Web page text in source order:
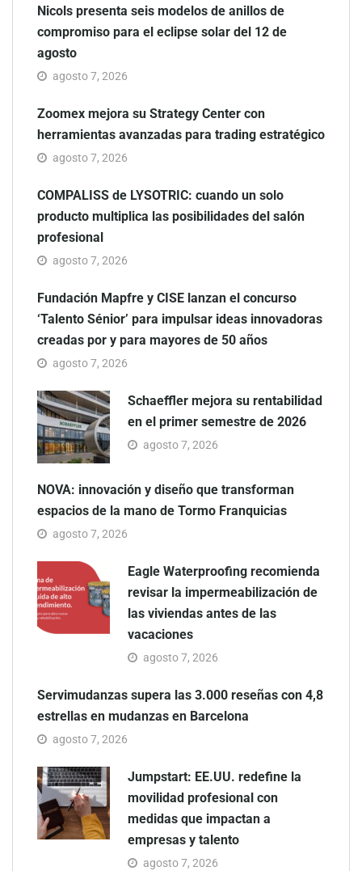
Nicols presenta seis modelos de anillos de
compromiso para el eclipse solar del 12 de
agosto
agosto 7, 2026
Zoomex mejora su Strategy Center con
herramientas avanzadas para trading estratégico
agosto 7, 2026
COMPALISS de LYSOTRIC: cuando un solo
producto multiplica las posibilidades del salón
profesional
agosto 7, 2026
Fundación Mapfre y CISE lanzan el concurso
‘Talento Sénior’ para impulsar ideas innovadoras
creadas por y para mayores de 50 años
agosto 7, 2026
Schaeffler mejora su rentabilidad
en el primer semestre de 2026
agosto 7, 2026
NOVA: innovación y diseño que transforman
espacios de la mano de Tormo Franquicias
agosto 7, 2026
Eagle Waterproofing recomienda
revisar la impermeabilización de
las viviendas antes de las
vacaciones
agosto 7, 2026
Servimudanzas supera las 3.000 reseñas con 4,8
estrellas en mudanzas en Barcelona
agosto 7, 2026
Jumpstart: EE.UU. redefine la
movilidad profesional con
medidas que impactan a
empresas y talento
agosto 7, 2026